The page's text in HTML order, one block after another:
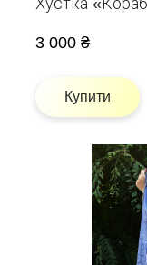
Хустка
3 000 ₴
Купити